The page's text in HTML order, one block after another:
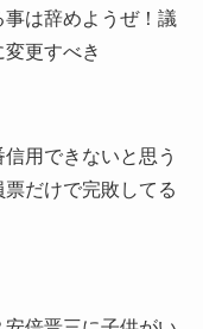
は辞めようぜ！議
更すべき
用できないと思う
だけで完敗してる